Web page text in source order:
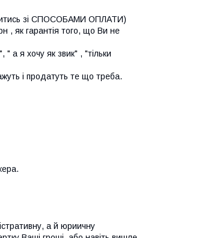
зі СПОСОБАМИ ОПЛАТИ)
, як гарантія того, що Ви не
" а я хочу як звик" , "тільки
і продатуть те що треба.
а й юриичну